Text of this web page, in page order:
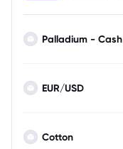
Palladium - Cash
EUR/USD
Cotton